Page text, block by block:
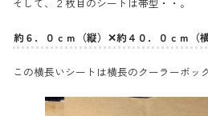
約６．０ｃｍ（縦）✕約４０．０ｃｍ（横
この横長いシートは横長のクーラーボッ